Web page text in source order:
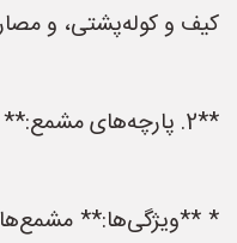
کیف و کوله‌پشتی، و
**2. پارچه‌های مشمع:**
* **ویژگی‌ها:** مشمع‌ها